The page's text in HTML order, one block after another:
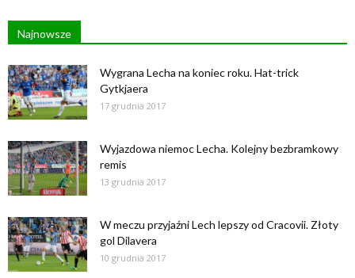
Najnowsze
Wygrana Lecha na koniec roku. Hat-trick
Gytkjaera
17 grudnia 2017
Wyjazdowa niemoc Lecha. Kolejny bezbramkowy
remis
13 grudnia 2017
W meczu przyjaźni Lech lepszy od Cracovii. Złoty
gol Dilavera
10 grudnia 2017